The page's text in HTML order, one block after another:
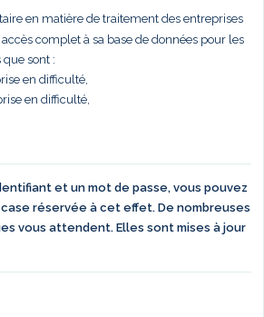
en matière de traitement des entreprises
complet à sa base de données pour les
que sont :
en difficulté,
en difficulté,
et un mot de passe, vous pouvez
réservée à cet effet. De nombreuses
vous attendent. Elles sont mises à jour